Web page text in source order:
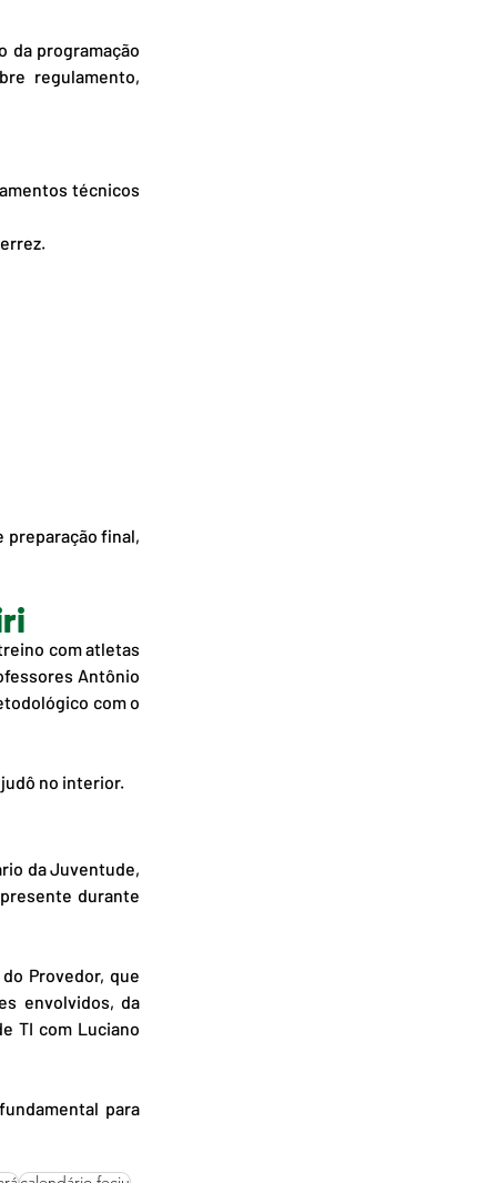
da programação
regulamento,
técnicos
preparação final,
com atletas
Antônio
com o
no interior.
da Juventude,
durante
Provedor, que
envolvidos, da
TI com Luciano
para